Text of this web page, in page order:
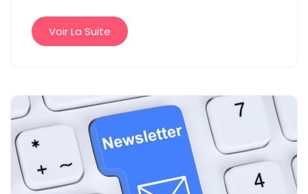
PROFESSIONNEL
?
Voir La Suite